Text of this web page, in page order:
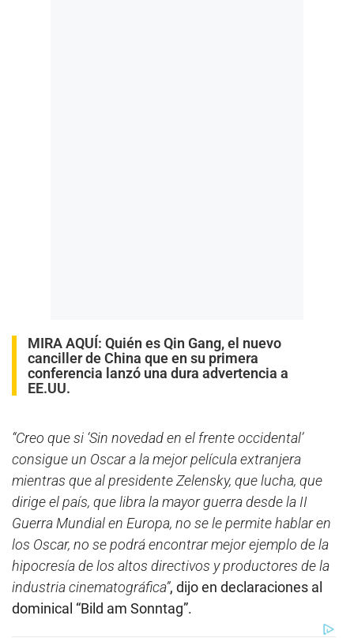
MIRA AQUÍ: Quién es Qin Gang, el nuevo
canciller de China que en su primera
conferencia lanzó una dura advertencia a
EE.UU.
“Creo que si ‘Sin novedad en el frente occidental’
consigue un Oscar a la mejor película extranjera
mientras que al presidente Zelensky, que lucha, que
dirige el país, que libra la mayor guerra desde la II
Guerra Mundial en Europa, no se le permite hablar en
los Oscar, no se podrá encontrar mejor ejemplo de la
hipocresía de los altos directivos y productores de la
industria cinematográfica”, dijo en declaraciones al
dominical “Bild am Sonntag”.